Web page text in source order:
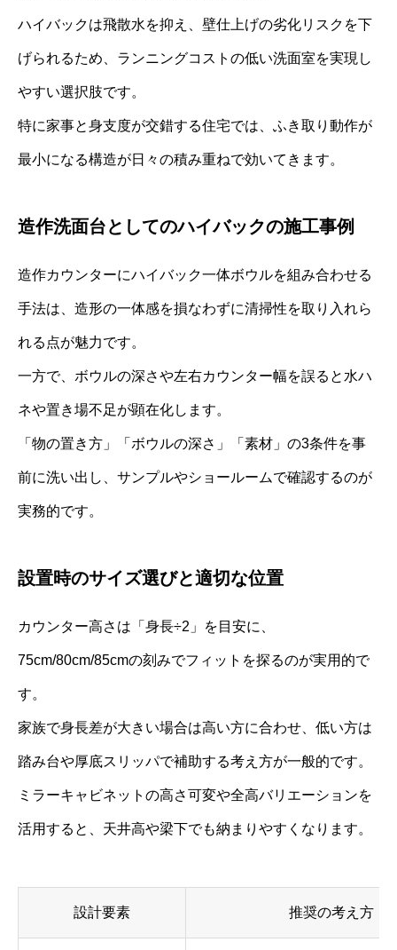
ハイバックは飛散水を抑え、壁仕上げの劣化リスクを下
げられるため、ランニングコストの低い洗面室を実現し
やすい選択肢です。
特に家事と身支度が交錯する住宅では、ふき取り動作が
最小になる構造が日々の積み重ねで効いてきます。
造作洗面台としてのハイバックの施工事例
造作カウンターにハイバック一体ボウルを組み合わせる
手法は、造形の一体感を損なわずに清掃性を取り入れら
れる点が魅力です。
一方で、ボウルの深さや左右カウンター幅を誤ると水ハ
ネや置き場不足が顕在化します。
「物の置き方」「ボウルの深さ」「素材」の3条件を事
前に洗い出し、サンプルやショールームで確認するのが
実務的です。
設置時のサイズ選びと適切な位置
カウンター高さは「身長÷2」を目安に、
75cm/80cm/85cmの刻みでフィットを探るのが実用的で
す。
家族で身長差が大きい場合は高い方に合わせ、低い方は
踏み台や厚底スリッパで補助する考え方が一般的です。
ミラーキャビネットの高さ可変や全高バリエーションを
活用すると、天井高や梁下でも納まりやすくなります。
設計要素 推奨の考え方